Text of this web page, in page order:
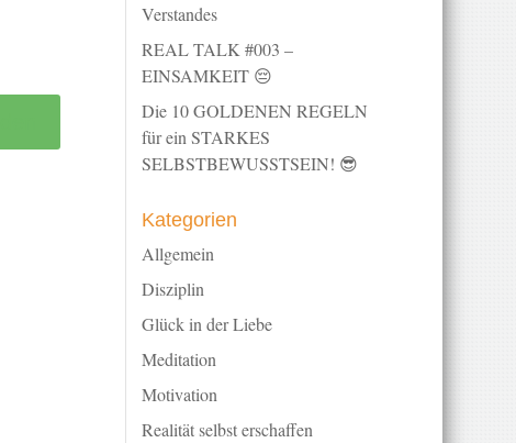
Verstandes
REAL TALK #003 –
EINSAMKEIT 😔
Die 10 GOLDENEN REGELN
für ein STARKES
SELBSTBEWUSSTSEIN! 😎
Kategorien
Allgemein
Disziplin
Glück in der Liebe
Meditation
Motivation
Realität selbst erschaffen